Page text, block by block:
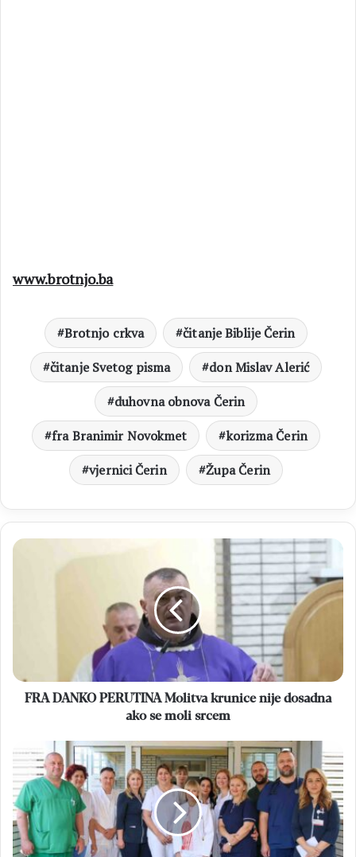
www.brotnjo.ba
Brotnjo crkva
čitanje Biblije Čerin
čitanje Svetog pisma
don Mislav Alerić
duhovna obnova Čerin
fra Branimir Novokmet
korizma Čerin
vjernici Čerin
Župa Čerin
FRA
se
moliFRA DANKO PERUTINA Molitva krunice nije dosadna
ako se moli srcem
MOSTAR
Uvedena
suvremena
EBUS
metodu
za